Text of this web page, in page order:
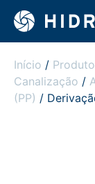
Início /
Canalização /
(PP) /